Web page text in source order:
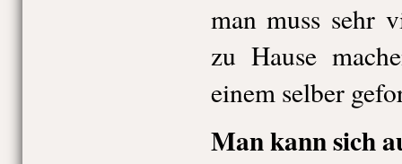
man muss sehr
zu Hause
einem selber
Man kann sich